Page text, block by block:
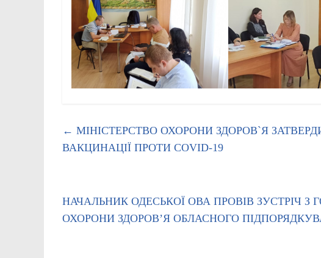
← МІНІСТЕРСТВО ОХОРОНИ ЗДОРОВ`Я
ВАКЦИНАЦІЇ ПРОТИ COVID-19
НАЧАЛЬНИК ОДЕСЬКОЇ ОВА ПРОВІВ ЗУСТРІЧ
ОХОРОНИ ЗДОРОВ’Я ОБЛАСНОГО